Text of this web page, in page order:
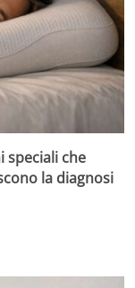
speciali che
la diagnosi